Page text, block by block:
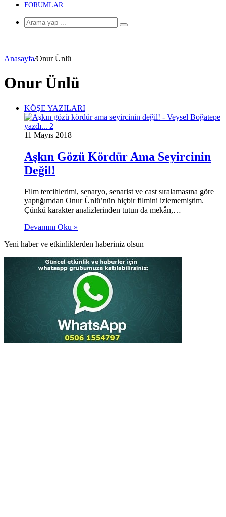
FORUMLAR
Arama
Anasayfa/Onur Ünlü
Onur Ünlü
KÖŞE YAZILARI
11 Mayıs 2018
Aşkın Gözü Kördür Ama Seyircinin
Değil!
Film tercihlerimi, senaryo, senarist ve cast sıralamasına göre
yaptığımdan Onur Ünlü’nün hiçbir filmini izlememiştim.
Çünkü karakter analizlerinden tutun da mekân,…
Devamını Oku »
Yeni haber ve etkinliklerden haberiniz olsun